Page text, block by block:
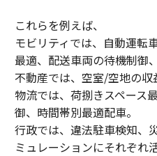
これらを例えば、
モビリティでは、自動運転
最適、配送車両の待機制御
不動産では、空室/空地の収
物流では、荷捌きスペース
御、時間帯別最適配車。
行政では、違法駐車検知、
ミュレーションにそれぞれ